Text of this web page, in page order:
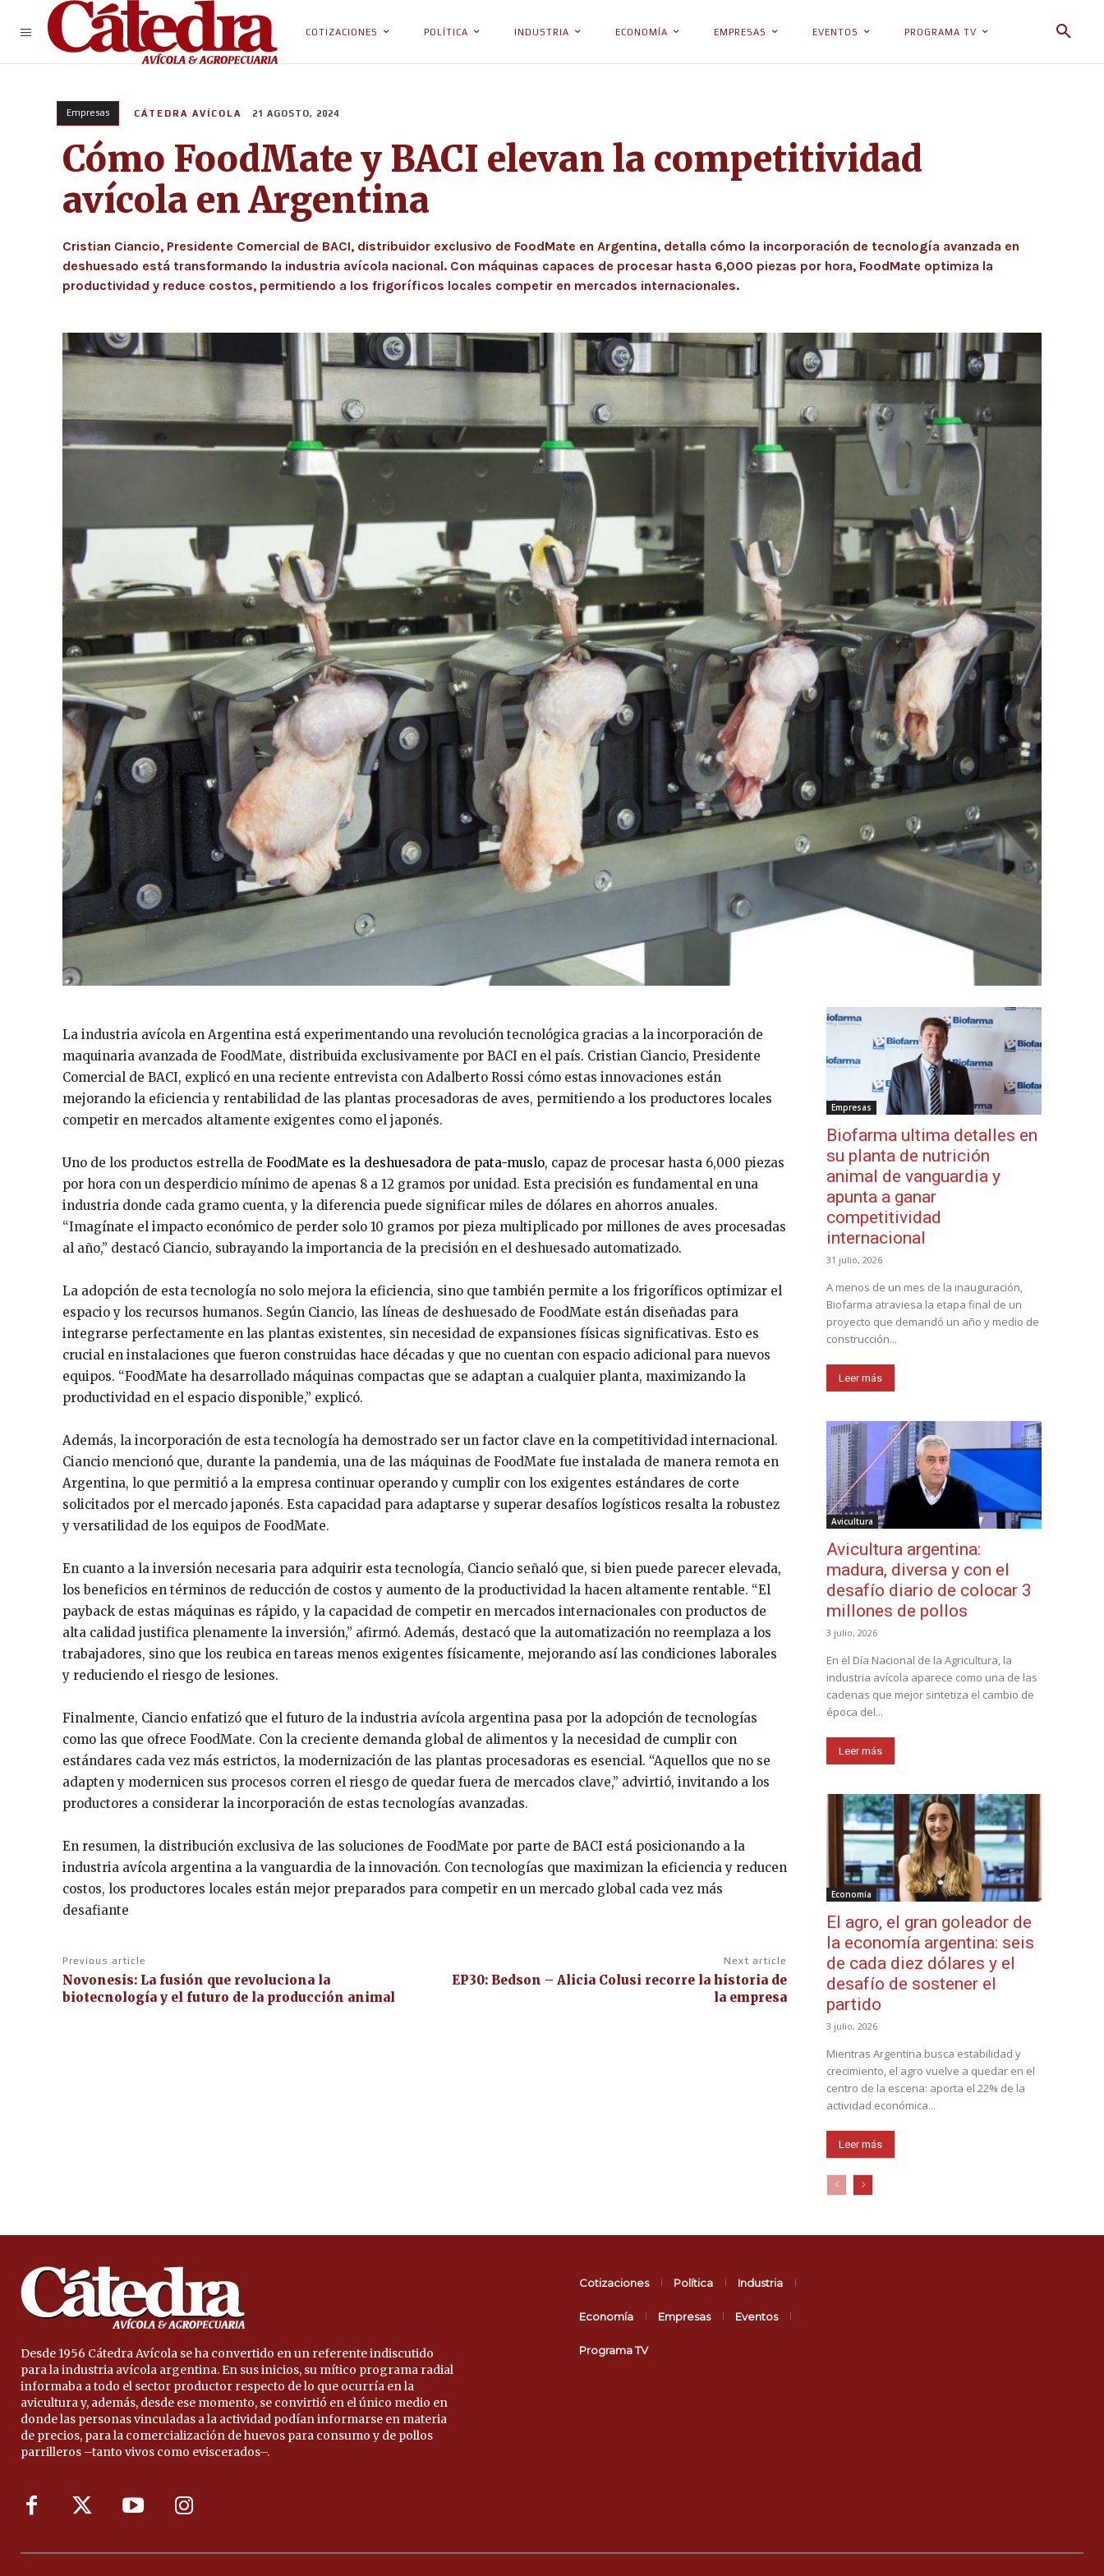
COTIZACIONES POLÍTICA INDUSTRIA ECONOMÍA EMPRESAS EVENTOS PROGRAMA TV
Empresas CÁTEDRA AVÍCOLA 21 AGOSTO, 2024
Cómo FoodMate y BACI elevan la competitividad
avícola en Argentina
Cristian Ciancio, Presidente Comercial de BACI, distribuidor exclusivo de FoodMate en Argentina, detalla cómo la incorporación de tecnología avanzada en
deshuesado está transformando la industria avícola nacional. Con máquinas capaces de procesar hasta 6,000 piezas por hora, FoodMate optimiza la
productividad y reduce costos, permitiendo a los frigoríficos locales competir en mercados internacionales.
La industria avícola en Argentina está experimentando una revolución tecnológica gracias a la incorporación de
maquinaria avanzada de FoodMate, distribuida exclusivamente por BACI en el país. Cristian Ciancio, Presidente
Comercial de BACI, explicó en una reciente entrevista con Adalberto Rossi cómo estas innovaciones están
mejorando la eficiencia y rentabilidad de las plantas procesadoras de aves, permitiendo a los productores locales
competir en mercados altamente exigentes como el japonés.
Uno de los productos estrella de FoodMate es la deshuesadora de pata-muslo, capaz de procesar hasta 6,000 piezas
por hora con un desperdicio mínimo de apenas 8 a 12 gramos por unidad. Esta precisión es fundamental en una
industria donde cada gramo cuenta, y la diferencia puede significar miles de dólares en ahorros anuales.
“Imagínate el impacto económico de perder solo 10 gramos por pieza multiplicado por millones de aves procesadas
al año,” destacó Ciancio, subrayando la importancia de la precisión en el deshuesado automatizado.
La adopción de esta tecnología no solo mejora la eficiencia, sino que también permite a los frigoríficos optimizar el
espacio y los recursos humanos. Según Ciancio, las líneas de deshuesado de FoodMate están diseñadas para
integrarse perfectamente en las plantas existentes, sin necesidad de expansiones físicas significativas. Esto es
crucial en instalaciones que fueron construidas hace décadas y que no cuentan con espacio adicional para nuevos
equipos. “FoodMate ha desarrollado máquinas compactas que se adaptan a cualquier planta, maximizando la
productividad en el espacio disponible,” explicó.
Además, la incorporación de esta tecnología ha demostrado ser un factor clave en la competitividad internacional.
Ciancio mencionó que, durante la pandemia, una de las máquinas de FoodMate fue instalada de manera remota en
Argentina, lo que permitió a la empresa continuar operando y cumplir con los exigentes estándares de corte
solicitados por el mercado japonés. Esta capacidad para adaptarse y superar desafíos logísticos resalta la robustez
y versatilidad de los equipos de FoodMate.
En cuanto a la inversión necesaria para adquirir esta tecnología, Ciancio señaló que, si bien puede parecer elevada,
los beneficios en términos de reducción de costos y aumento de la productividad la hacen altamente rentable. “El
payback de estas máquinas es rápido, y la capacidad de competir en mercados internacionales con productos de
alta calidad justifica plenamente la inversión,” afirmó. Además, destacó que la automatización no reemplaza a los
trabajadores, sino que los reubica en tareas menos exigentes físicamente, mejorando así las condiciones laborales
y reduciendo el riesgo de lesiones.
Finalmente, Ciancio enfatizó que el futuro de la industria avícola argentina pasa por la adopción de tecnologías
como las que ofrece FoodMate. Con la creciente demanda global de alimentos y la necesidad de cumplir con
estándares cada vez más estrictos, la modernización de las plantas procesadoras es esencial. “Aquellos que no se
adapten y modernicen sus procesos corren el riesgo de quedar fuera de mercados clave,” advirtió, invitando a los
productores a considerar la incorporación de estas tecnologías avanzadas.
En resumen, la distribución exclusiva de las soluciones de FoodMate por parte de BACI está posicionando a la
industria avícola argentina a la vanguardia de la innovación. Con tecnologías que maximizan la eficiencia y reducen
costos, los productores locales están mejor preparados para competir en un mercado global cada vez más
desafiante
Previous article
Novonesis: La fusión que revoluciona la
biotecnología y el futuro de la producción animal
Next article
EP30: Bedson – Alicia Colusi recorre la historia de
la empresa
Empresas
Biofarma ultima detalles en
su planta de nutrición
animal de vanguardia y
apunta a ganar
competitividad
internacional
31 julio, 2026
A menos de un mes de la inauguración,
Biofarma atraviesa la etapa final de un
proyecto que demandó un año y medio de
construcción...
Leer más
Avicultura
Avicultura argentina:
madura, diversa y con el
desafío diario de colocar 3
millones de pollos
3 julio, 2026
En el Día Nacional de la Agricultura, la
industria avícola aparece como una de las
cadenas que mejor sintetiza el cambio de
época del...
Leer más
Economía
El agro, el gran goleador de
la economía argentina: seis
de cada diez dólares y el
desafío de sostener el
partido
3 julio, 2026
Mientras Argentina busca estabilidad y
crecimiento, el agro vuelve a quedar en el
centro de la escena: aporta el 22% de la
actividad económica...
Leer más
Desde 1956 Cátedra Avícola se ha convertido en un referente indiscutido
para la industria avícola argentina. En sus inicios, su mítico programa radial
informaba a todo el sector productor respecto de lo que ocurría en la
avicultura y, además, desde ese momento, se convirtió en el único medio en
donde las personas vinculadas a la actividad podían informarse en materia
de precios, para la comercialización de huevos para consumo y de pollos
parrilleros –tanto vivos como eviscerados–.
Cotizaciones Política Industria
Economía Empresas Eventos
Programa TV